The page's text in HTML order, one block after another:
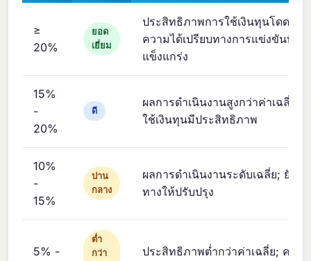
≥
20%
ยอด
เยี่ยม
ประสิทธิภาพการใช้เงินทุนโดดเด่
ความได้เปรียบทางการแข่งขันที่
แข็งแกร่ง
15%
-
20%
ดี
ผลการดำเนินงานสูงกว่าค่าเฉลี่ย;
ใช้เงินทุนมีประสิทธิภาพ
10%
-
15%
ปาน
กลาง
ผลการดำเนินงานระดับเฉลี่ย; ยังมี
ทางให้ปรับปรุง
5% -
ต่ำ
กว่า
ประสิทธิภาพต่ำกว่าค่าเฉลี่ย; ควร